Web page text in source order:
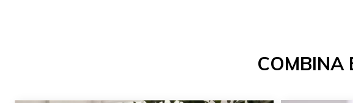
COMBINA